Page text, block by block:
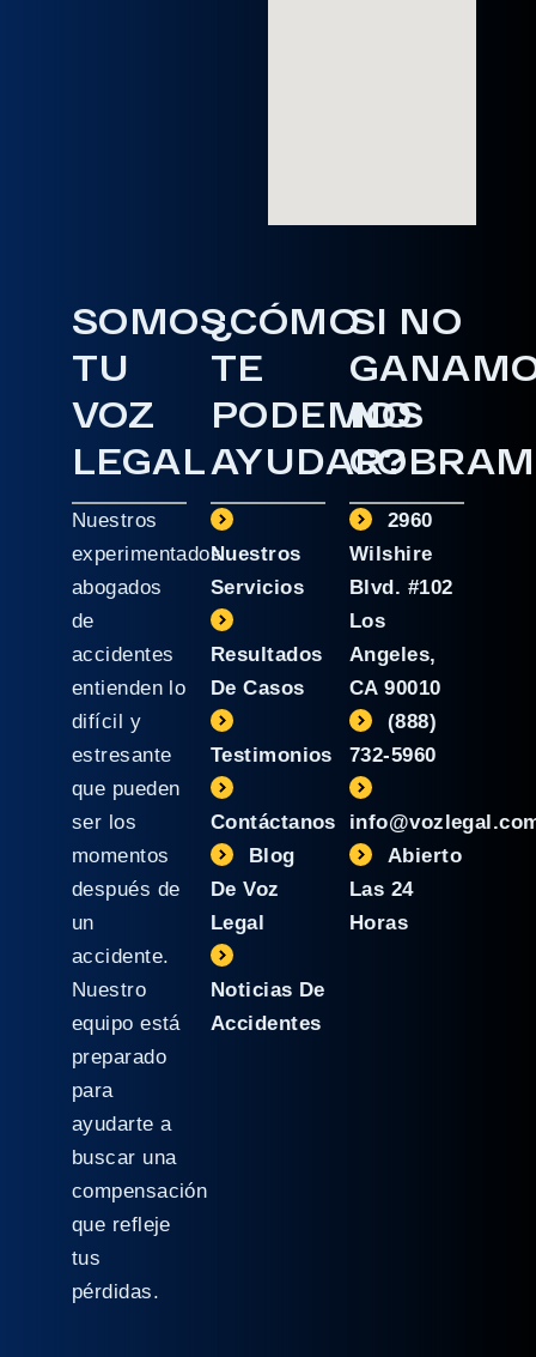
SOMOS
TU
VOZ
LEGAL
Nuestros
experimentados
abogados
de
accidentes
entienden lo
difícil y
estresante
que pueden
ser los
momentos
después de
un
accidente.
Nuestro
equipo está
preparado
para
ayudarte a
buscar una
compensación
que refleje
tus
pérdidas.
¿CÓMO
TE
PODEMOS
AYUDAR?
Nuestros
Servicios
Resultados
De Casos
Testimonios
Contáctanos
Blog
De Voz
Legal
Noticias De
Accidentes
SI NO
NO
2960
Wilshire
Blvd. #102
Los
Angeles,
CA 90010
(888)
732-5960
Abierto
Las 24
Horas